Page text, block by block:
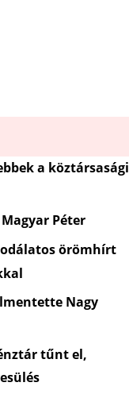
a köztársasági
Péter
örömhírt
Nagy
tűnt el,